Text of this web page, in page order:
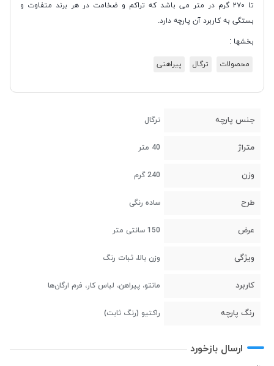
تا ۲۷۰ گرم در متر می باشد که تراکم و ضخامت در هر برند متفاوت و
بستگی به کاربرد آن پارچه دارد.
بخشها :
محصولات ترگال پیراهنی
جنس پارچه ترگال
متراژ 40 متر
وزن 240 گرم
طرح ساده رنگی
عرض 150 سانتی متر
ویژگی وزن بالا، ثبات رنگ
کاربرد مانتو، پیراهن، لباس کار، فرم ارگان‌ها
رنگ پارچه راکتیو (رنگ ثابت)
ارسال بازخورد